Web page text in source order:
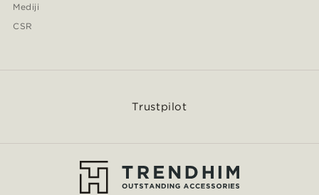
Mediji
CSR
Trustpilot